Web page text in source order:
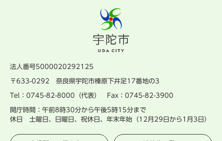
法人番号5000020292125
〒633-0292 奈良県宇陀市榛原下井足17番地の3
Tel：0745-82-8000（代表） Fax：0745-82-3900
開庁時間：午前8時30分から午後5時15分まで
休日 土曜日、日曜日、祝休日、年末年始（12月29日から1月3日）